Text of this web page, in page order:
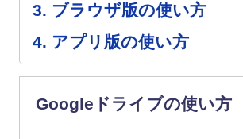
3. ブラウザ版の使い方
4. アプリ版の使い方
Googleドライブの使い方